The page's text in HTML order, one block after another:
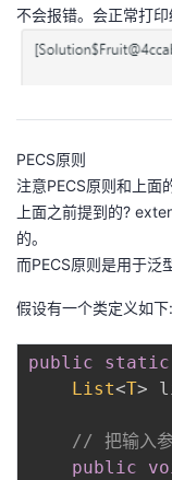
不会报错。会正常打印
PECS原则
注意PECS原则和上面
上面之前提到的?
的。
而PECS原则是用于泛
假设有一个类定义如下:
public static
List<T>
// 把输入参
public